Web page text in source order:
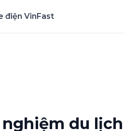
điện VinFast
du